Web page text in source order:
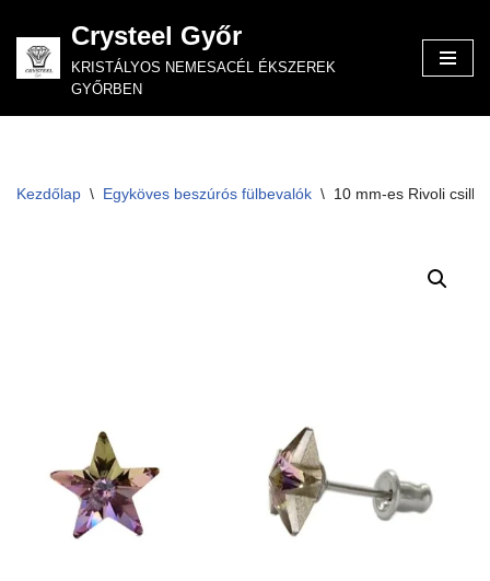
Skip
to
Crysteel Győr
KRISTÁLYOS NEMESACÉL ÉKSZEREK
GYŐRBEN
Kezdőlap \ Egyköves beszúrós fülbevalók \ 10 mm-es Rivoli